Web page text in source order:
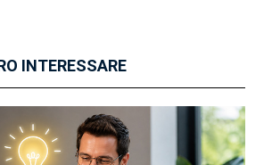
INTERESSARE